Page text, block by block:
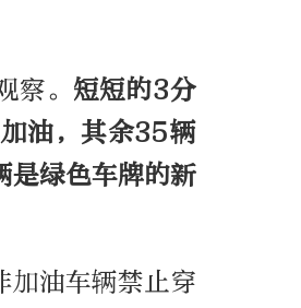
。 短短的3分
油，其余35辆
是绿色车牌的新
加油车辆禁止穿